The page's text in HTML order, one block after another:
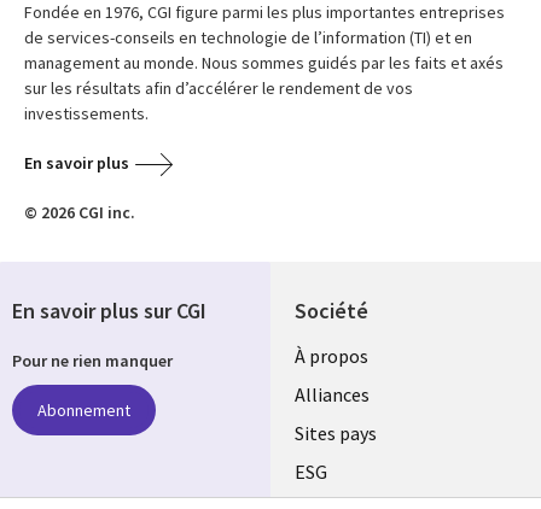
Fondée en 1976, CGI figure parmi les plus importantes entreprises
de services-conseils en technologie de l’information (TI) et en
management au monde. Nous sommes guidés par les faits et axés
sur les résultats afin d’accélérer le rendement de vos
investissements.
En savoir plus
© 2026 CGI inc.
Société
À propos
Alliances
Sites pays
ESG
En savoir plus sur CGI
Pour ne rien manquer
Abonnement